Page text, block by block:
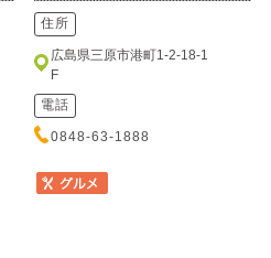
住所
広島県三原市港町1-2-18-1
F
電話
0848-63-1888